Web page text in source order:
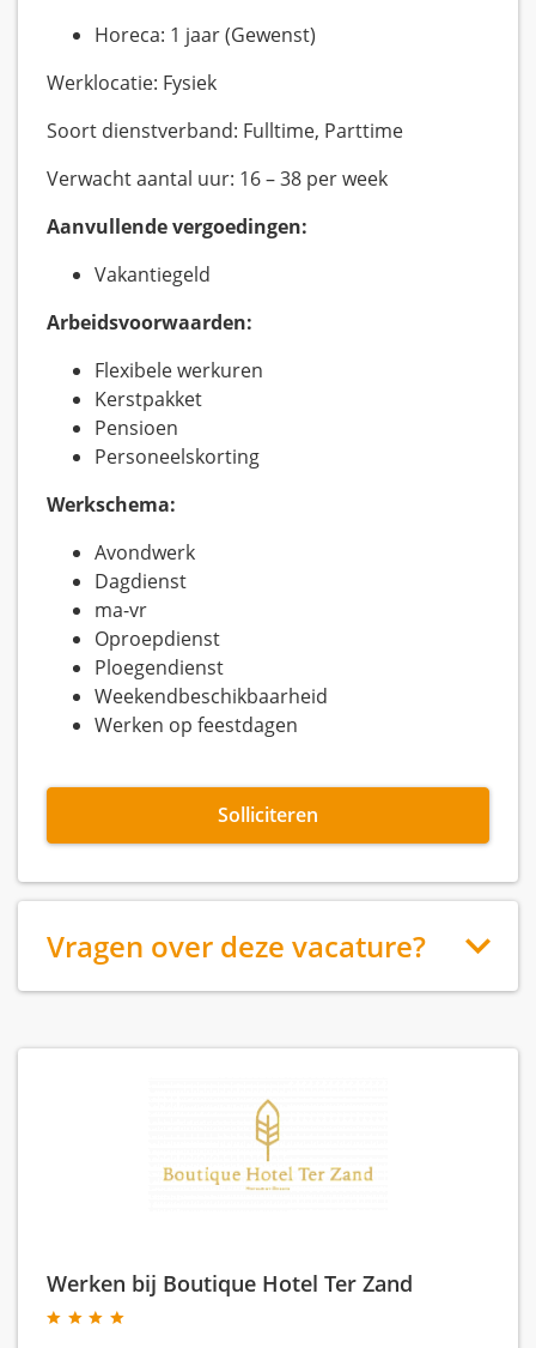
Horeca: 1 jaar (Gewenst)
Werklocatie: Fysiek
Soort dienstverband: Fulltime, Parttime
Verwacht aantal uur: 16 – 38 per week
Aanvullende vergoedingen:
Vakantiegeld
Arbeidsvoorwaarden:
Flexibele werkuren
Kerstpakket
Pensioen
Personeelskorting
Werkschema:
Avondwerk
Dagdienst
ma-vr
Oproepdienst
Ploegendienst
Weekendbeschikbaarheid
Werken op feestdagen
Solliciteren
Vragen over deze vacature?
Werken bij Boutique Hotel Ter Zand